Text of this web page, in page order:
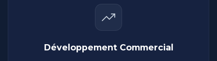
Développement Commercial